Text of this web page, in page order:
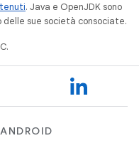
. Java e OpenJDK sono
sue società consociate.